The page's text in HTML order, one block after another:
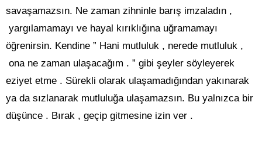
savaşamazsın. Ne zaman zihninle barış imzaladın ,
yargılamamayı ve hayal kırıklığına uğramamayı
öğrenirsin. Kendine ” Hani mutluluk , nerede mutluluk ,
ona ne zaman ulaşacağım . ” gibi şeyler söyleyerek
eziyet etme . Sürekli olarak ulaşamadığından yakınarak
ya da sızlanarak mutluluğa ulaşamazsın. Bu yalnızca bir
düşünce . Bırak , geçip gitmesine izin ver .